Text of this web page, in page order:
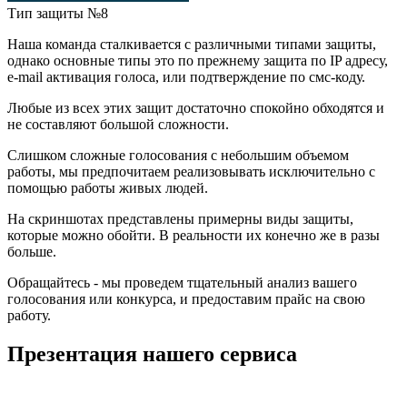
Тип защиты №8
Наша команда сталкивается с различными типами защиты,
однако основные типы это по прежнему защита по IP адресу,
e-mail активация голоса, или подтверждение по смс-коду.
Любые из всех этих защит достаточно спокойно обходятся и
не составляют большой сложности.
Слишком сложные голосования с небольшим объемом
работы, мы предпочитаем реализовывать исключительно с
помощью работы живых людей.
На скриншотах представлены примерны виды защиты,
которые можно обойти. В реальности их конечно же в разы
больше.
Обращайтесь - мы проведем тщательный анализ вашего
голосования или конкурса, и предоставим прайс на свою
работу.
Презентация нашего сервиса